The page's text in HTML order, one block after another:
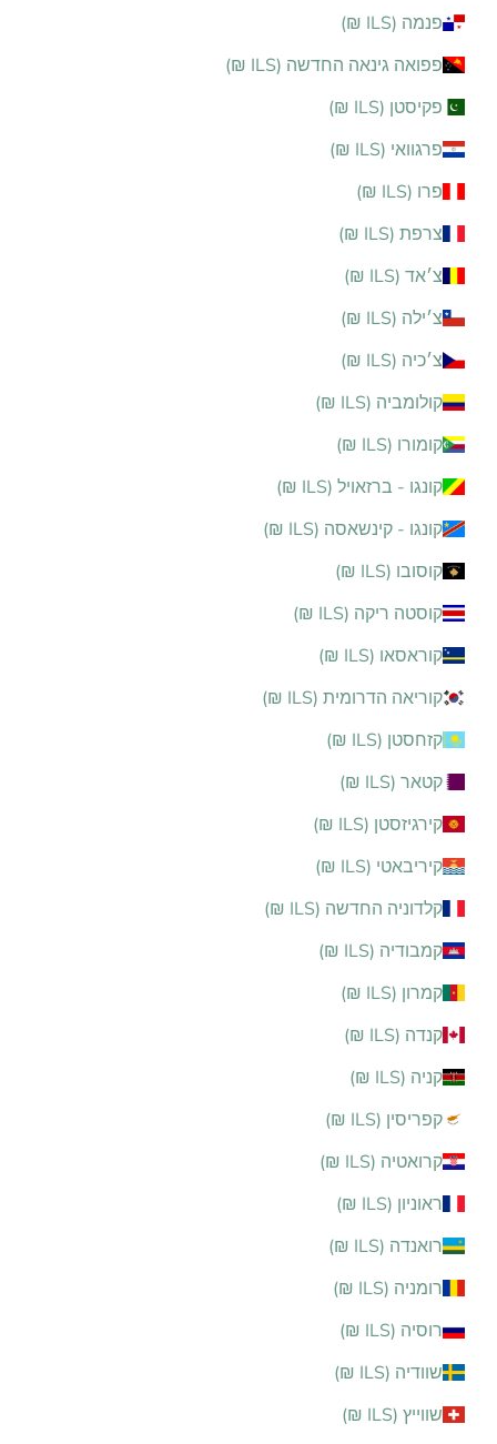
פנמה (ILS ₪)
פפואה גינאה החדשה (ILS ₪)
פקיסטן (ILS ₪)
פרגוואי (ILS ₪)
פרו (ILS ₪)
צרפת (ILS ₪)
צ׳אד (ILS ₪)
צ׳ילה (ILS ₪)
צ׳כיה (ILS ₪)
קולומביה (ILS ₪)
קומורו (ILS ₪)
קונגו - ברזאויל (ILS ₪)
קונגו - קינשאסה (ILS ₪)
קוסובו (ILS ₪)
קוסטה ריקה (ILS ₪)
קוראסאו (ILS ₪)
קוריאה הדרומית (ILS ₪)
קזחסטן (ILS ₪)
קטאר (ILS ₪)
קירגיזסטן (ILS ₪)
קיריבאטי (ILS ₪)
קלדוניה החדשה (ILS ₪)
קמבודיה (ILS ₪)
קמרון (ILS ₪)
קנדה (ILS ₪)
קניה (ILS ₪)
קפריסין (ILS ₪)
קרואטיה (ILS ₪)
ראוניון (ILS ₪)
רואנדה (ILS ₪)
רומניה (ILS ₪)
רוסיה (ILS ₪)
שוודיה (ILS ₪)
שווייץ (ILS ₪)